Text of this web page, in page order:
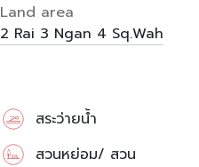
Land area
2 Rai 3 Ngan 4 Sq.Wah
สระว่ายน้ำ
สวนหย่อม/ สวน